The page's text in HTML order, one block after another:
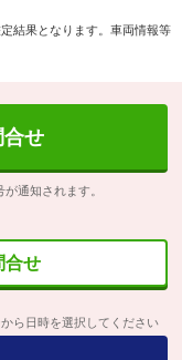
結果となります。車両情報等
合せ
通知されます。
合せ
ら日時を選択してください